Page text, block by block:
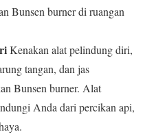
Bunsen burner di ruangan
Kenakan alat pelindung diri,
tangan, dan jas
Bunsen burner. Alat
Anda dari percikan api,